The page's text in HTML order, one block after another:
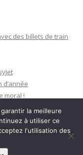
des billets de train
moral !
la meilleure
à utiliser ce
l'utilisation des